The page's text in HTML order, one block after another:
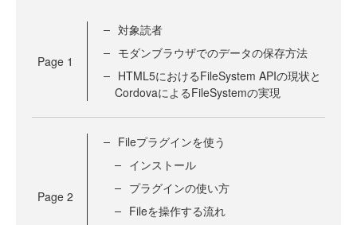
Page 1
対象読者
モダンブラウザでのデータの保存方法
HTML5におけるFileSystem APIの現状と
CordovaによるFileSystemの実現
Page 2
Fileプラグインを使う
インストール
プラグインの使い方
Fileを操作する流れ